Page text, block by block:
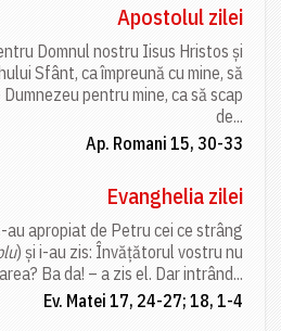
Apostolul zilei
Domnul nostru Iisus Hristos și
Sfânt, ca împreună cu mine, să
pentru mine, ca să scap
de...
Ap. Romani 15, 30-33
Evanghelia zilei
au apropiat de Petru cei ce strâng
) și i-au zis: Învățătorul vostru nu
Ba da! – a zis el. Dar intrând...
Ev. Matei 17, 24-27; 18, 1-4